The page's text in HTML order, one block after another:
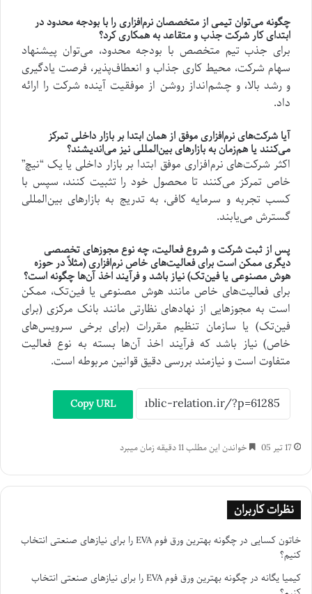
چگونه می‌توان تیمی از متخصصان نرم‌افزاری را با بودجه محدود در
ابتدای کار شرکت جذب و متقاعد به همکاری کرد؟
برای جذب تیم متخصص با بودجه محدود، می‌توان پیشنهاد
سهام شرکت، محیط کاری جذاب و انعطاف‌پذیر، فرصت یادگیری
و رشد بالا، و چشم‌انداز روشن از موفقیت آینده شرکت را ارائه
داد.
آیا شرکت‌های نرم‌افزاری موفق از همان ابتدا بر بازار داخلی تمرکز
می‌کنند یا هم‌زمان به بازارهای بین‌المللی نیز می‌اندیشند؟
اکثر شرکت‌های نرم‌افزاری موفق ابتدا بر بازار داخلی یا یک “نیچ”
خاص تمرکز می‌کنند تا محصول خود را تثبیت کنند، سپس با
کسب تجربه و سرمایه کافی، به تدریج به بازارهای بین‌المللی
گسترش می‌یابند.
پس از ثبت شرکت و شروع فعالیت، چه نوع مجوزهای تخصصی
دیگری ممکن است برای فعالیت‌های خاص نرم‌افزاری (مثلاً در حوزه
هوش مصنوعی یا فین‌تک) نیاز باشد و فرآیند اخذ آن‌ها چگونه است؟
برای فعالیت‌های خاص مانند هوش مصنوعی یا فین‌تک، ممکن
است به مجوزهایی از نهادهای نظارتی مانند بانک مرکزی (برای
فین‌تک) یا سازمان تنظیم مقررات (برای برخی سرویس‌های
خاص) نیاز باشد که فرآیند اخذ آن‌ها بسته به نوع فعالیت
متفاوت است و نیازمند بررسی دقیق قوانین مربوطه است.
Copy URL
17 تیر 05 خواندن این مطلب 11 دقیقه زمان میبرد
نظرات کاربران
خاتون کسایی در
چگونه بهترین ورق فوم EVA را برای نیازهای صنعتی انتخاب
کنیم؟
کیمیا یگانه در
چگونه بهترین ورق فوم EVA را برای نیازهای صنعتی انتخاب